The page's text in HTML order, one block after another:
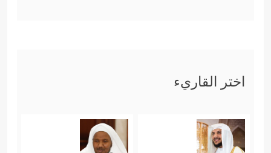
سادسًا: ختم القرآن هذه السورة بوعيدٍ
الصراط المستقيم
﴿فَإِنَّ لِلَّذِینَ ظَلَمُواْ ذَنُوبࣰا
اختر القاريء